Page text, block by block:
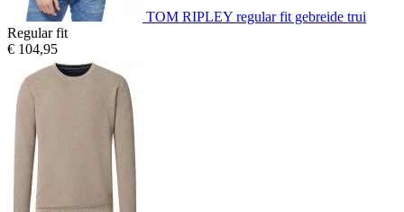
TOM RIPLEY regular fit gebreide trui
Regular fit
€ 104,95